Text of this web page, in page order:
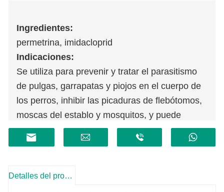
Ingredientes:
permetrina, imidacloprid
Indicaciones:
Se utiliza para prevenir y tratar el parasitismo
de pulgas, garrapatas y piojos en el cuerpo de
los perros, inhibir las picaduras de flebótomos,
moscas del establo y mosquitos, y puede
utilizarse como tratamiento auxiliar para la
dermatitis alérgica provocada por pulgas.
Detalles del producto